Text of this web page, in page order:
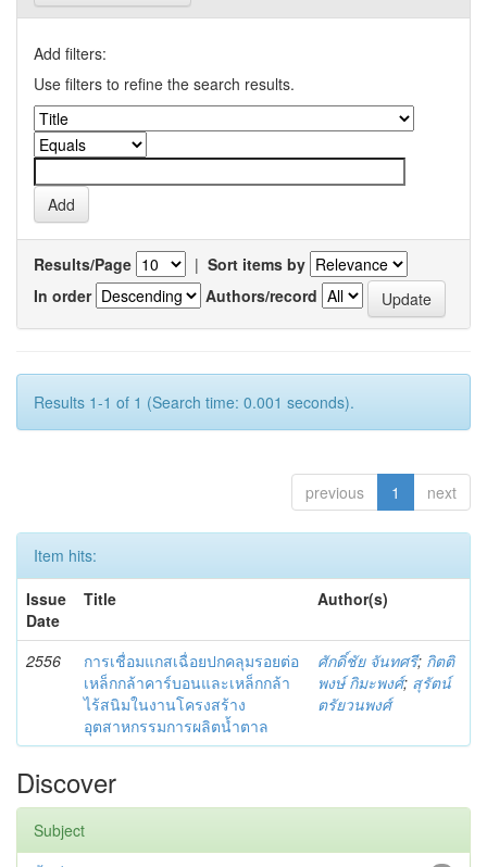
Add filters:
Use filters to refine the search results.
Results/Page | Sort items by
In order
Authors/record
Results 1-1 of 1 (Search time: 0.001 seconds).
previous 1 next
Item hits:
Issue
Date
Title Author(s)
2556
การเชื่อมแกสเฉื่อยปกคลุมรอยต่อ
เหล็กกล้าคาร์บอนและเหล็กกล้า
ไร้สนิมในงานโครงสร้าง
อุตสาหกรรมการผลิตน้ำตาล
ศักดิ์ชัย จันทศรี; กิตติ
พงษ์ กิมะพงศ์; สุรัตน์
ตรัยวนพงศ์
Discover
Subject